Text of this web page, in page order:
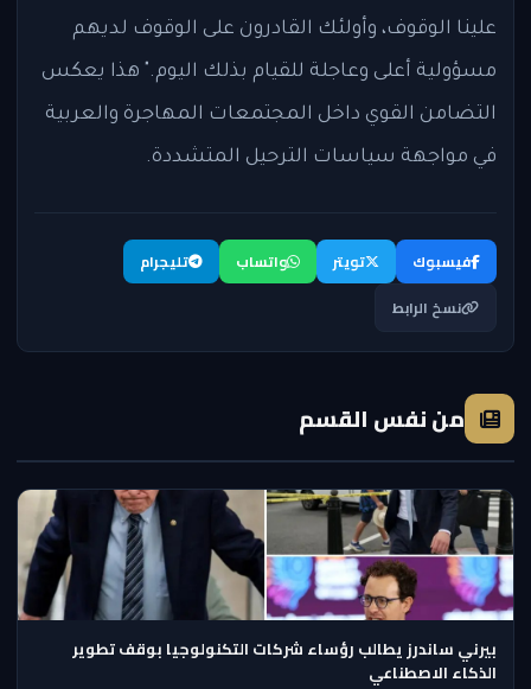
علينا الوقوف، وأولئك القادرون على الوقوف لديهم
مسؤولية أعلى وعاجلة للقيام بذلك اليوم." هذا يعكس
التضامن القوي داخل المجتمعات المهاجرة والعربية
في مواجهة سياسات الترحيل المتشددة.
فيسبوك تويتر واتساب
تليجرام
نسخ الرابط
من نفس القسم
بيرني ساندرز يطالب رؤساء شركات التكنولوجيا بوقف تطوير
الذكاء الاصطناعي